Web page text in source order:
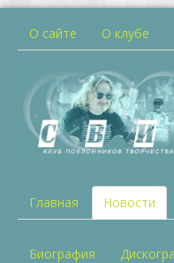
О сайте О клубе
Главная Новости
Биография